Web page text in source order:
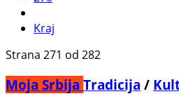
Kraj
Strana 271 od 282
Moja Srbija Tradicija /